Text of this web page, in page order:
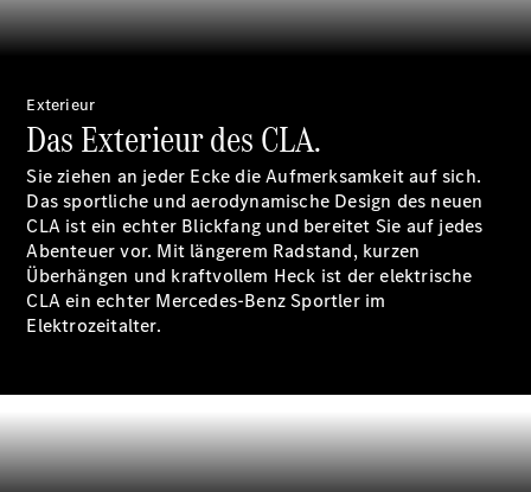
Übersicht
Reparatur
Service &
Garantie
Rückrufe
Exterieur
Das Exterieur des CLA.
Sie ziehen an jeder Ecke die Aufmerksamkeit auf sich.
Das sportliche und aerodynamische Design des neuen
CLA ist ein echter Blickfang und bereitet Sie auf jedes
Abenteuer vor. Mit längerem Radstand, kurzen
Überhängen und kraftvollem Heck ist der elektrische
CLA ein echter Mercedes-Benz Sportler im
Elektrozeitalter.